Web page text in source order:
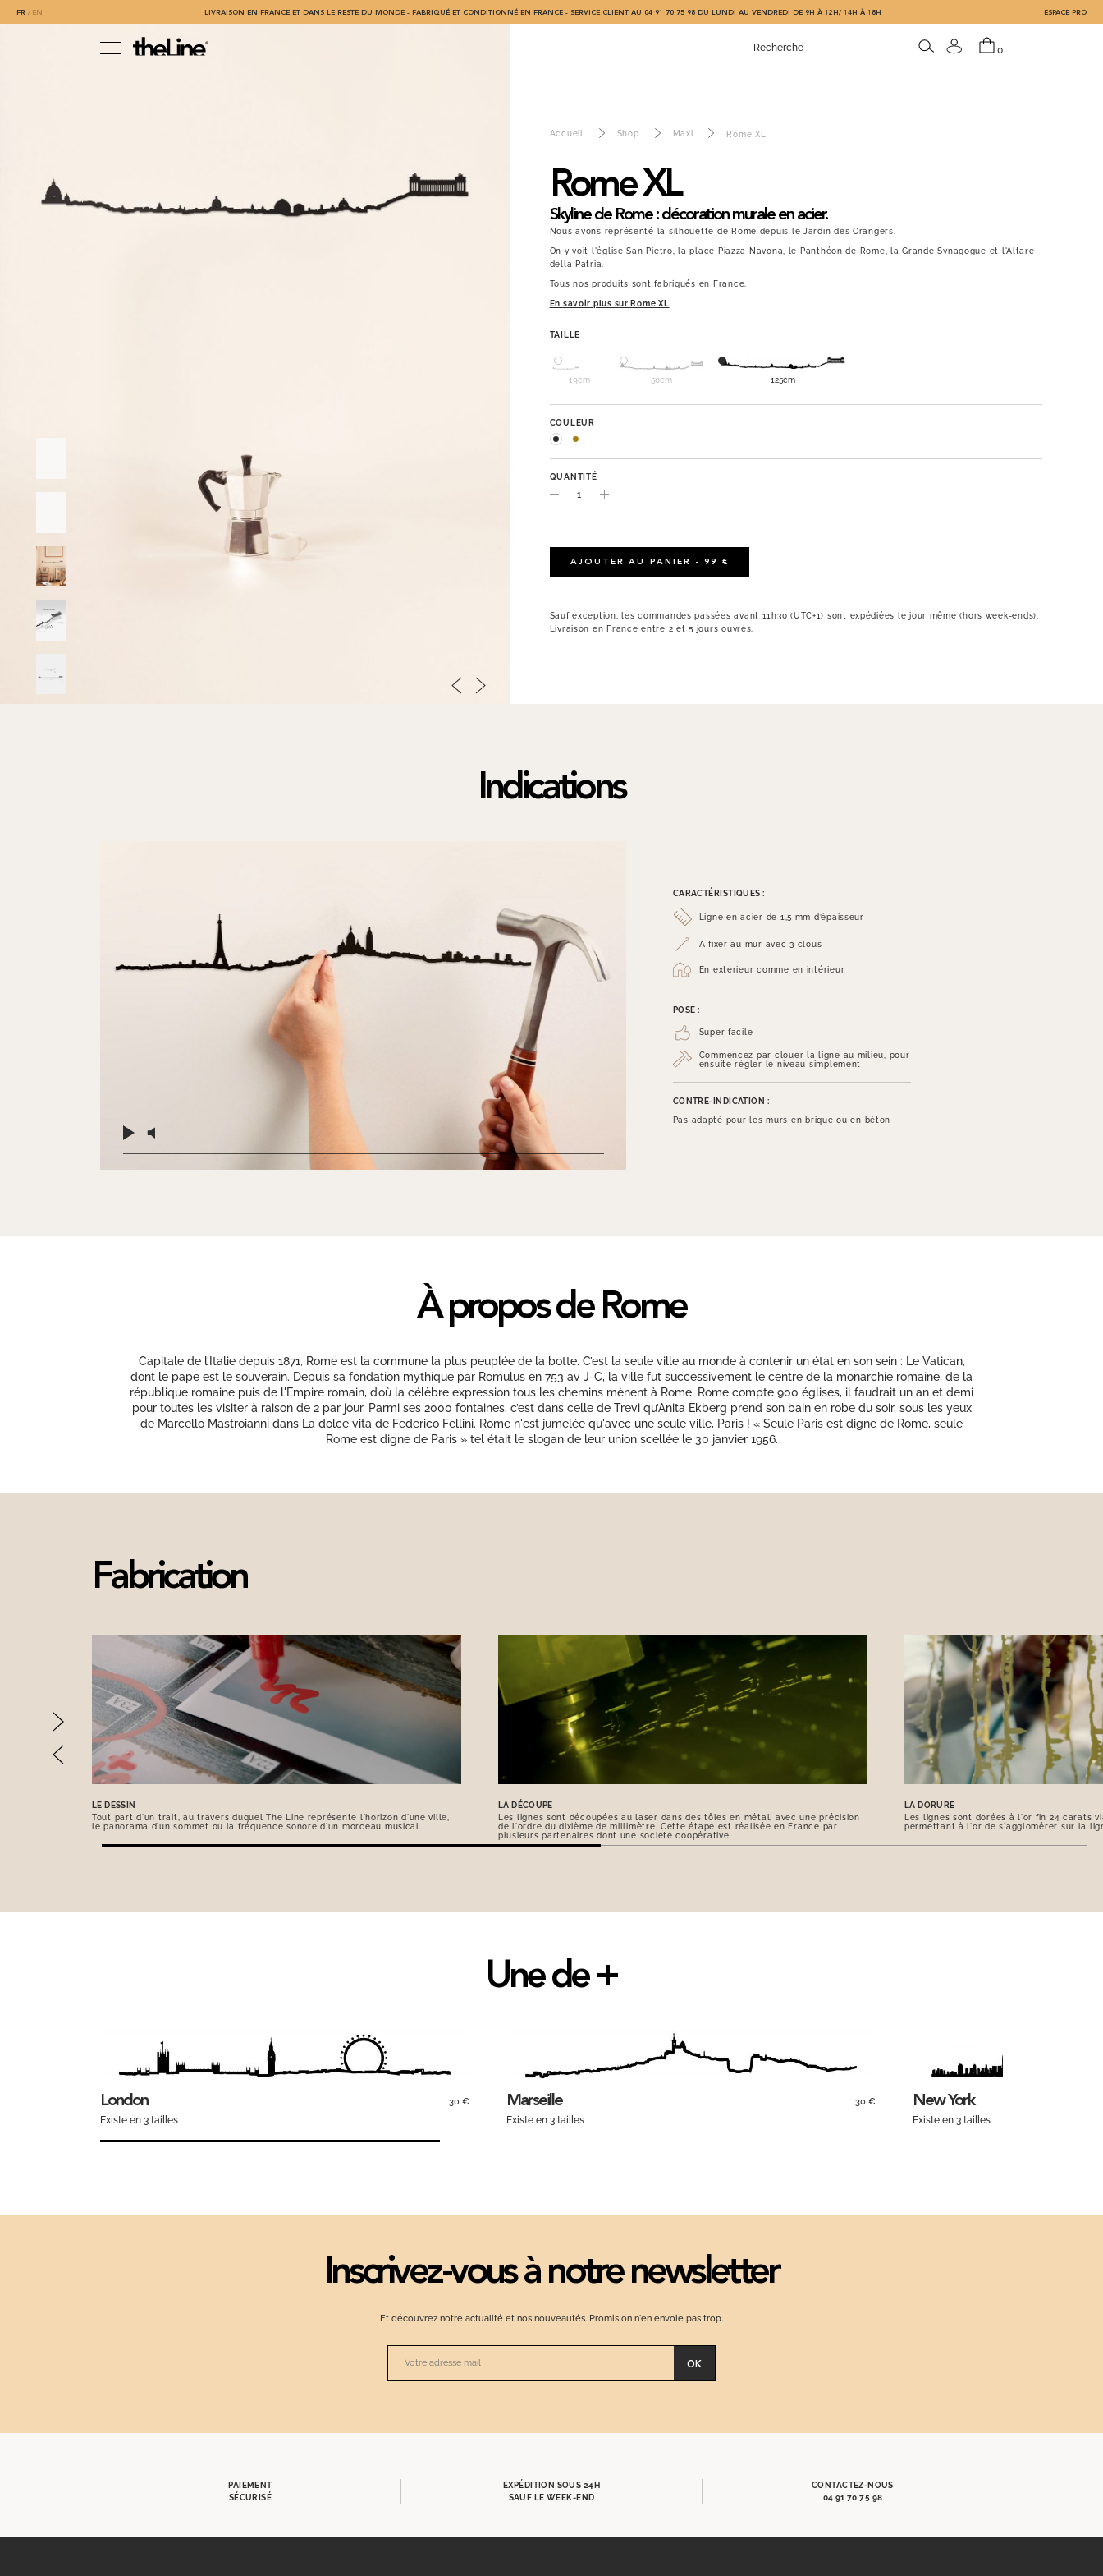
FR EN LIVRAISON EN FRANCE ET DANS LE RESTE DU MONDE - FABRIQUÉ ET CONDITIONNÉ EN FRANCE - SERVICE CLIENT AU 04 91 70 75 98 DU LUNDI AU VENDREDI DE 9H À 12H/ 14H À 18H ESPACE PRO
Recherche 0
Accueil Shop Maxi Rome XL
Rome XL
Skyline de Rome : décoration murale en acier.
Nous avons représenté la silhouette de Rome depuis le Jardin des Orangers.
On y voit l'église San Pietro, la place Piazza Navona, le Panthéon de Rome, la Grande Synagogue et l'Altare
della Patria.
Tous nos produits sont fabriqués en France.
En savoir plus sur Rome XL
TAILLE
19cm 50cm 125cm
COULEUR
QUANTITÉ
AJOUTER AU PANIER - 99 €
Sauf exception, les commandes passées avant 11h30 (UTC+1) sont expédiées le jour même (hors week-ends).
Livraison en France entre 2 et 5 jours ouvrés.
Indications
CARACTÉRISTIQUES :
Ligne en acier de 1,5 mm d’épaisseur
A fixer au mur avec 3 clous
En extérieur comme en intérieur
POSE :
Super facile
Commencez par clouer la ligne au milieu, pour
ensuite régler le niveau simplement
CONTRE-INDICATION :
Pas adapté pour les murs en brique ou en béton
À propos de Rome
Capitale de l’Italie depuis 1871, Rome est la commune la plus peuplée de la botte. C’est la seule ville au monde à contenir un état en son sein : Le Vatican,
dont le pape est le souverain. Depuis sa fondation mythique par Romulus en 753 av J-C, la ville fut successivement le centre de la monarchie romaine, de la
république romaine puis de l'Empire romain, d’où la célèbre expression tous les chemins mènent à Rome. Rome compte 900 églises, il faudrait un an et demi
pour toutes les visiter à raison de 2 par jour. Parmi ses 2000 fontaines, c’est dans celle de Trevi qu’Anita Ekberg prend son bain en robe du soir, sous les yeux
de Marcello Mastroianni dans La dolce vita de Federico Fellini. Rome n'est jumelée qu'avec une seule ville, Paris ! « Seule Paris est digne de Rome, seule
Rome est digne de Paris » tel était le slogan de leur union scellée le 30 janvier 1956.
Fabrication
LE DESSIN
Tout part d'un trait, au travers duquel The Line représente l'horizon d'une ville,
le panorama d'un sommet ou la fréquence sonore d'un morceau musical.
LA DÉCOUPE
Les lignes sont découpées au laser dans des tôles en métal, avec une précision
de l'ordre du dixième de millimètre. Cette étape est réalisée en France par
plusieurs partenaires dont une société coopérative.
LA DORURE
Les lignes sont dorées à l'or fin 24 carats
permettant à l'or de s'agglomérer sur la
Une de +
London 30 €
Existe en 3 tailles
Marseille 30 €
Existe en 3 tailles
New York
Existe en 3 tailles
Inscrivez-vous à notre newsletter
Et découvrez notre actualité et nos nouveautés. Promis on n'en envoie pas trop.
OK
PAIEMENT
SÉCURISÉ
EXPÉDITION SOUS 24H
SAUF LE WEEK-END
CONTACTEZ-NOUS
04 91 70 75 98